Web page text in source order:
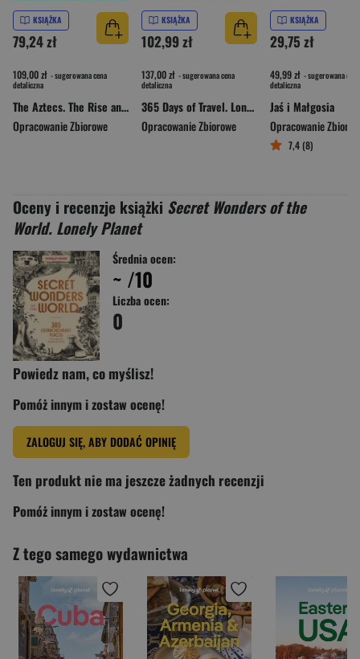
KSIĄŻKA
79,24 zł
109,00 zł - sugerowana cena
detaliczna
The Aztecs. The Rise and Fall of a Mighty Empire
Opracowanie Zbiorowe
KSIĄŻKA
102,99 zł
137,00 zł - sugerowana cena
detaliczna
365 Days of Travel. Lonely Planet
Opracowanie Zbiorowe
KSIĄŻKA
29,75 zł
49,99 zł - sugerowana cena
detaliczna
Jaś i Małgosia
Opracowanie
7,4 (8)
Oceny i recenzje książki Secret Wonders of the
World. Lonely Planet
Średnia ocen:
~ /10
Liczba ocen:
0
Powiedz nam, co myślisz!
Pomóż innym i zostaw ocenę!
ZALOGUJ SIĘ, ABY DODAĆ OPINIĘ
Ten produkt nie ma jeszcze żadnych recenzji
Pomóż innym i zostaw ocenę!
Z tego samego wydawnictwa